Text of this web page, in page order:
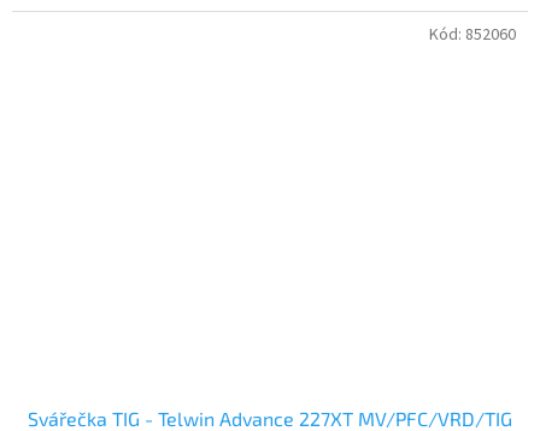
Svářečka TIG - Telwin Advance 227XT MV/PFC/VRD/TIG
Kód: 852060